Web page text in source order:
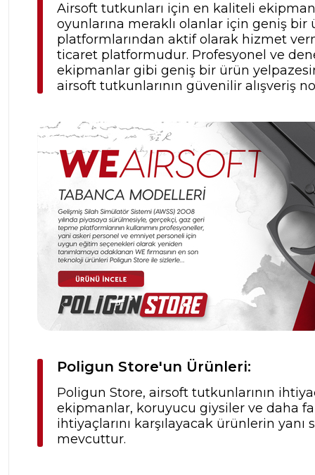
Airsoft tutkunları için en kaliteli
oyunlarına meraklı olanlar için geniş
platformlarından aktif olarak hizmet
ticaret platformudur. Profesyonel ve
ekipmanlar gibi geniş bir ürün
airsoft tutkunlarının güvenilir alışveriş
Poligun Store'un Ürünleri:
Poligun Store, airsoft tutkunlarının
ekipmanlar, koruyucu giysiler ve daha
ihtiyaçlarını karşılayacak ürünlerin
mevcuttur.